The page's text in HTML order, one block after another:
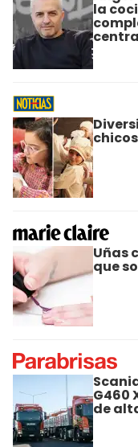
la
Uñas
que
G460
de